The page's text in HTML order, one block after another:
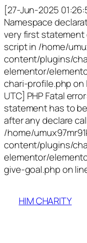
[27-Jun-2025
Namespace
very first statement
script in /home/
content/plugins/
elementor/
chari-profile.php on
UTC] PHP Fatal
statement has to
after any declare
/home/
content/plugins/
elementor/
give-goal.php on
HIM CHARITY